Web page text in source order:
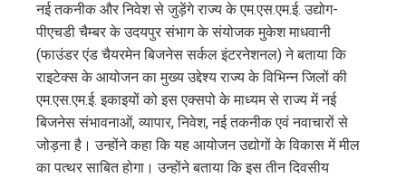
नई तकनीक और निवेश से जुड़ेंगे राज्य के एम.एस.एम.ई. उद्योग-
पीएचडी चैम्बर के उदयपुर संभाग के संयोजक मुकेश माधवानी
(फाउंडर एंड चैयरमेन बिजनेस सर्कल इंटरनेशनल) ने बताया कि
राइटेक्स के आयोजन का मुख्य उद्देश्य राज्य के विभिन्न जिलों की
एम.एस.एम.ई. इकाइयों को इस एक्सपो के माध्यम से राज्य में नई
बिजनेस संभावनाओं, व्यापार, निवेश, नई तकनीक एवं नवाचारों से
जोड़ना है। उन्होंने कहा कि यह आयोजन उद्योगों के विकास में मील
का पत्थर साबित होगा। उन्होंने बताया कि इस तीन दिवसीय